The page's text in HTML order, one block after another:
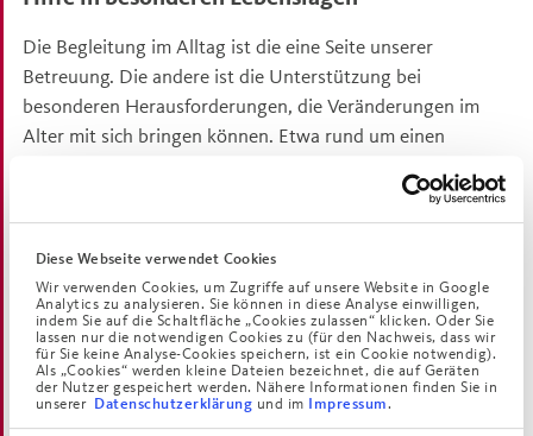
Diese Webseite verwendet Cookies
Wir verwenden Cookies, um Zugriffe auf unsere Website in Google
Analytics zu analysieren. Sie können in diese Analyse einwilligen,
indem Sie auf die Schaltfläche „Cookies zulassen“ klicken. Oder Sie
lassen nur die notwendigen Cookies zu (für den Nachweis, dass wir
für Sie keine Analyse-Cookies speichern, ist ein Cookie notwendig).
Als „Cookies“ werden kleine Dateien bezeichnet, die auf Geräten
der Nutzer gespeichert werden. Nähere Informationen finden Sie in
unserer Datenschutzerklärung und im Impressum.
Die Begleitung im Alltag ist die eine Seite unserer
Betreuung. Die andere ist die Unterstützung bei
besonderen Herausforderungen, die Veränderungen im
Alter mit sich bringen können. Etwa rund um einen
Angehörigen. Die Mitarbeiterinnen und Mitarbeiter des
Bewohnerservices stehen Ihnen in jeder Lebenslage zur
Seite und beraten Sie kompetent. Ganz nach Ihren
Wünschen und Bedürfnissen. Denn auch hier gilt: Sie
entscheiden!
Geist und Seele in guten Händen